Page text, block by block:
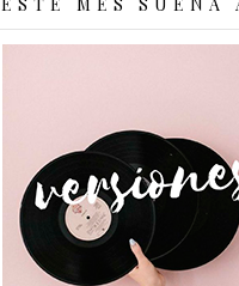
ESTE MES SUENA